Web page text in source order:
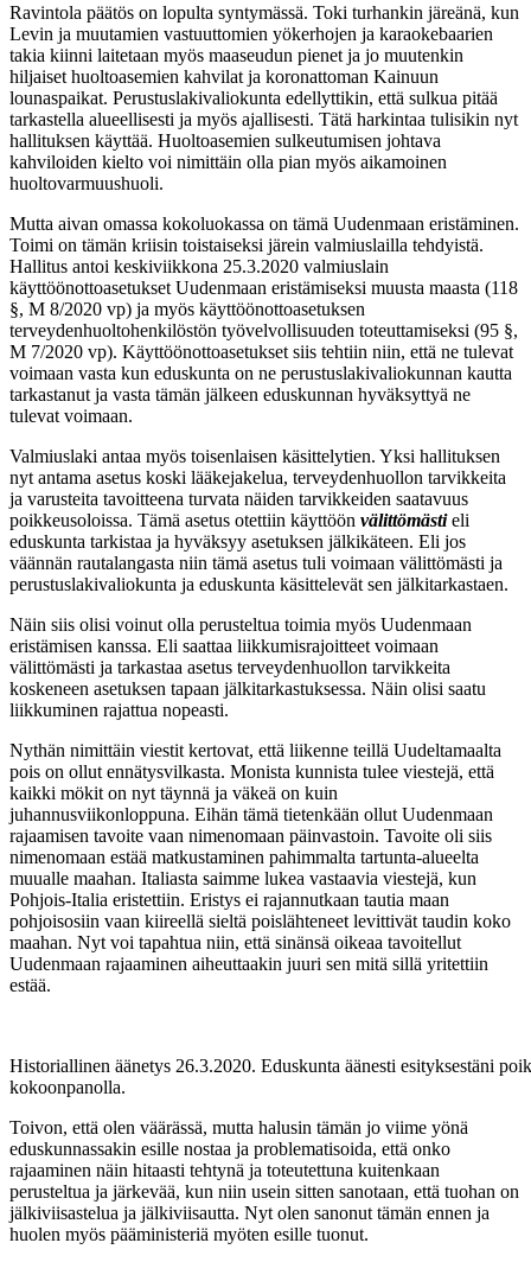
Ravintola päätös on lopulta syntymässä. Toki turhankin järeänä, kun
Levin ja muutamien vastuuttomien yökerhojen ja karaokebaarien
takia kiinni laitetaan myös maaseudun pienet ja jo muutenkin
hiljaiset huoltoasemien kahvilat ja koronattoman Kainuun
lounaspaikat. Perustuslakivaliokunta edellyttikin, että sulkua pitää
tarkastella alueellisesti ja myös ajallisesti. Tätä harkintaa tulisikin nyt
hallituksen käyttää. Huoltoasemien sulkeutumisen johtava
kahviloiden kielto voi nimittäin olla pian myös aikamoinen
huoltovarmuushuoli.
Mutta aivan omassa kokoluokassa on tämä Uudenmaan eristäminen.
Toimi on tämän kriisin toistaiseksi järein valmiuslailla tehdyistä.
Hallitus antoi keskiviikkona 25.3.2020 valmiuslain
käyttöönottoasetukset Uudenmaan eristämiseksi muusta maasta (118
§, M 8/2020 vp) ja myös käyttöönottoasetuksen
terveydenhuoltohenkilöstön työvelvollisuuden toteuttamiseksi (95 §,
M 7/2020 vp). Käyttöönottoasetukset siis tehtiin niin, että ne tulevat
voimaan vasta kun eduskunta on ne perustuslakivaliokunnan kautta
tarkastanut ja vasta tämän jälkeen eduskunnan hyväksyttyä ne
tulevat voimaan.
Valmiuslaki antaa myös toisenlaisen käsittelytien. Yksi hallituksen
nyt antama asetus koski lääkejakelua, terveydenhuollon tarvikkeita
ja varusteita tavoitteena turvata näiden tarvikkeiden saatavuus
poikkeusoloissa. Tämä asetus otettiin käyttöön välittömästieli
eduskunta tarkistaa ja hyväksyy asetuksen jälkikäteen. Eli jos
väännän rautalangasta niin tämä asetus tuli voimaan välittömästi ja
perustuslakivaliokunta ja eduskunta käsittelevät sen jälkitarkastaen.
Näin siis olisi voinut olla perusteltua toimia myös Uudenmaan
eristämisen kanssa. Eli saattaa liikkumisrajoitteet voimaan
välittömästi ja tarkastaa asetus terveydenhuollon tarvikkeita
koskeneen asetuksen tapaan jälkitarkastuksessa. Näin olisi saatu
liikkuminen rajattua nopeasti.
Nythän nimittäin viestit kertovat, että liikenne teillä Uudeltamaalta
pois on ollut ennätysvilkasta. Monista kunnista tulee viestejä, että
kaikki mökit on nyt täynnä ja väkeä on kuin
juhannusviikonloppuna. Eihän tämä tietenkään ollut Uudenmaan
rajaamisen tavoite vaan nimenomaan päinvastoin. Tavoite oli siis
nimenomaan estää matkustaminen pahimmalta tartunta-alueelta
muualle maahan. Italiasta saimme lukea vastaavia viestejä, kun
Pohjois-Italia eristettiin. Eristys ei rajannutkaan tautia maan
pohjoisosiin vaan kiireellä sieltä poislähteneet levittivät taudin koko
maahan. Nyt voi tapahtua niin, että sinänsä oikeaa tavoitellut
Uudenmaan rajaaminen aiheuttaakin juuri sen mitä sillä yritettiin
estää.
Historiallinen äänetys 26.3.2020. Eduskunta äänesti esityksestäni
kokoonpanolla.
Toivon, että olen väärässä, mutta halusin tämän jo viime yönä
eduskunnassakin esille nostaa ja problematisoida, että onko
rajaaminen näin hitaasti tehtynä ja toteutettuna kuitenkaan
perusteltua ja järkevää, kun niin usein sitten sanotaan, että tuohan on
jälkiviisastelua ja jälkiviisautta. Nyt olen sanonut tämän ennen ja
huolen myös pääministeriä myöten esille tuonut.